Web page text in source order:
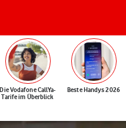
Die Vodafone CallYa-
Tarife im Überblick
Beste Handys 2026